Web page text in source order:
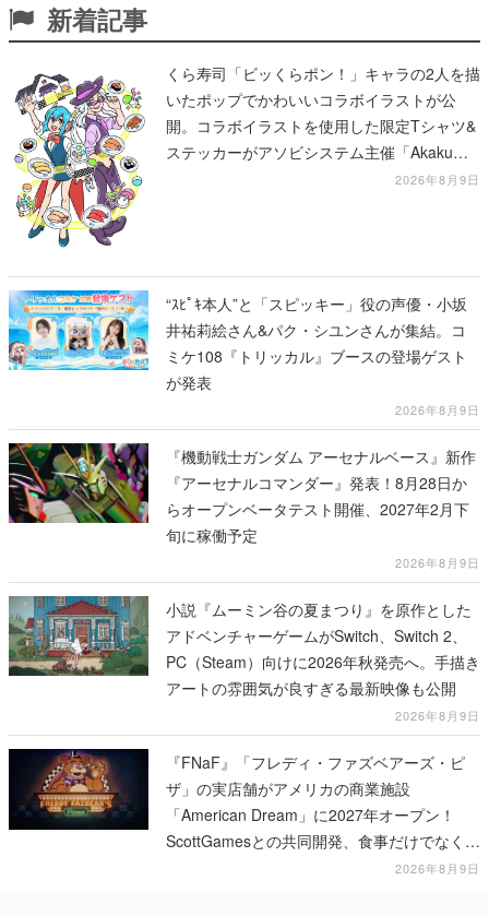
新着記事
くら寿司「ビッくらポン！」キャラの2人を描
いたポップでかわいいコラボイラストが公
開。コラボイラストを使用した限定Tシャツ&
ステッカーがアソビシステム主催「Akaku
2026年8月9日
“ｽﾋﾟｷ本人”と「スピッキー」役の声優・小坂
井祐莉絵さん&パク・シユンさんが集結。コ
ミケ108『トリッカル』ブースの登場ゲスト
が発表
2026年8月9日
『機動戦士ガンダム アーセナルベース』新作
『アーセナルコマンダー』発表！8月28日か
らオープンベータテスト開催、2027年2月下
旬に稼働予定
2026年8月9日
小説『ムーミン谷の夏まつり』を原作とした
アドベンチャーゲームがSwitch、Switch 2、
PC（Steam）向けに2026年秋発売へ。手描き
アートの雰囲気が良すぎる最新映像も公開
2026年8月9日
『FNaF』「フレディ・ファズベアーズ・ピ
ザ」の実店舗がアメリカの商業施設
「American Dream」に2027年オープン！
ScottGamesとの共同開発、食事だけでなくス
テージショーや没入型のホラー体験も楽しめ
2026年8月9日